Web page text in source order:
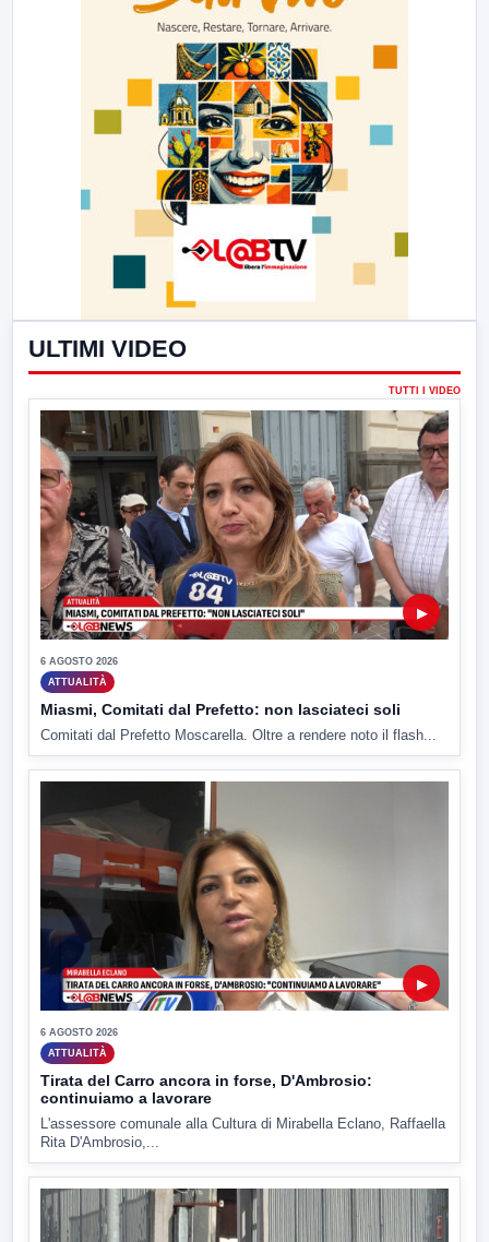
ULTIMI VIDEO
TUTTI I VIDEO
▶
6 AGOSTO 2026
ATTUALITÀ
Miasmi, Comitati dal Prefetto: non lasciateci soli
Comitati dal Prefetto Moscarella. Oltre a rendere noto il flash...
▶
6 AGOSTO 2026
ATTUALITÀ
Tirata del Carro ancora in forse, D'Ambrosio:
continuiamo a lavorare
L'assessore comunale alla Cultura di Mirabella Eclano, Raffaella
Rita D'Ambrosio,...